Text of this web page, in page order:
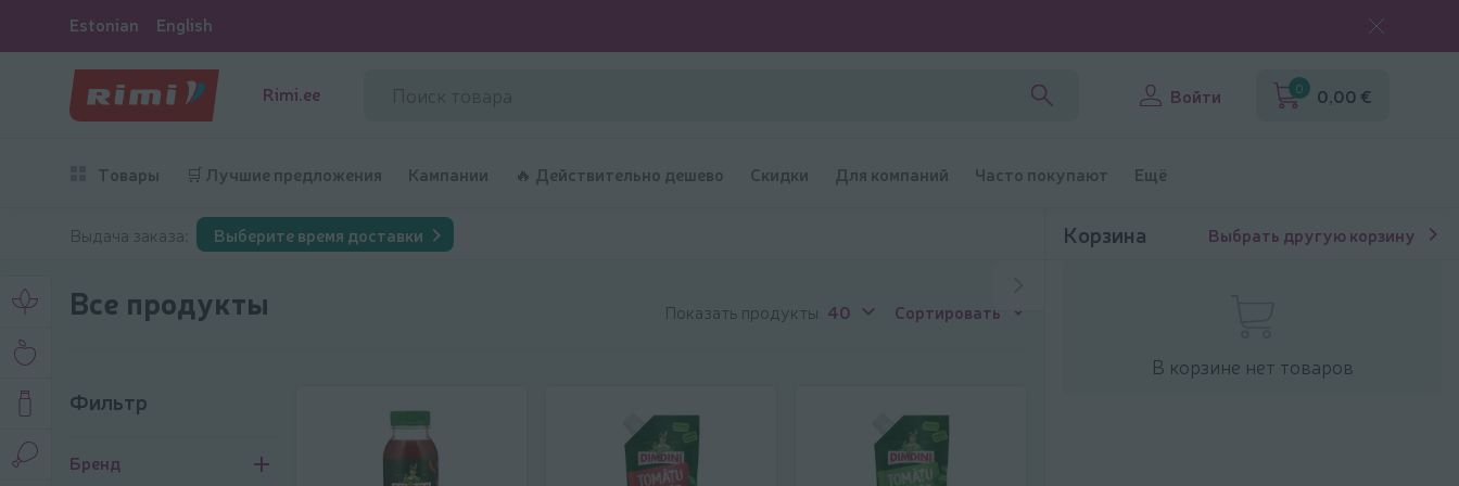
Estonian English
Rimi.ee Войти 0 0,00 €
Товары 🛒 Лучшие предложения Кампании 🔥 Действительно дешево Скидки Для компаний Часто покупают Ещё
Выдача заказа: Выберите время доставки
Все продукты Показать продукты 40 Сортировать
Фильтр
Бренд
Корзина Выбрать другую корзину
В корзине нет товаров